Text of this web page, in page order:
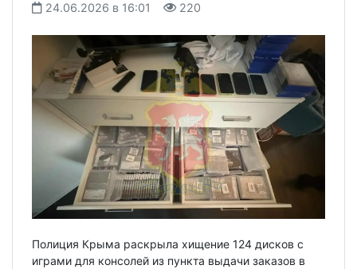
24.06.2026 в 16:01 220
Полиция Крыма раскрыла хищение 124 дисков с
играми для консолей из пункта выдачи заказов в